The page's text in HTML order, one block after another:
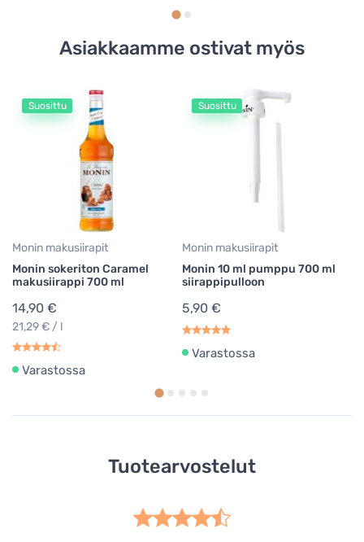
Asiakkaamme ostivat myös
Suosittu
Monin makusiirapit
Monin sokeriton Caramel
makusiirappi 700 ml
14,90 €
21,29 € / l
Varastossa
Suosittu
Monin makusiirapit
Monin 10 ml pumppu 700 ml
siirappipulloon
5,90 €
Varastossa
Tuotearvostelut